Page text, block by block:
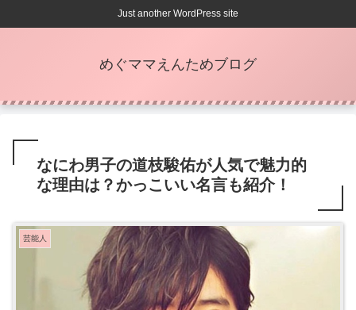
Just another WordPress site
めぐママえんためブログ
なにわ男子の道枝駿佑が人気で魅力的
な理由は？かっこいい名言も紹介！
芸能人